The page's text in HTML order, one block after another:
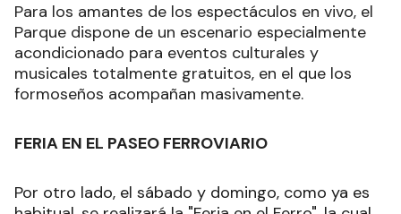
Para los amantes de los espectáculos en vivo, el
Parque dispone de un escenario especialmente
acondicionado para eventos culturales y
musicales totalmente gratuitos, en el que los
formoseños acompañan masivamente.
FERIA EN EL PASEO FERROVIARIO
Por otro lado, el sábado y domingo, como ya es